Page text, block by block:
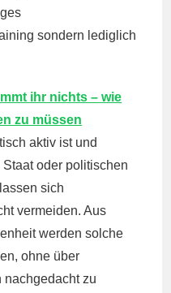
sondern lediglich
ihr nichts – wie
zu müssen
aktiv ist und
oder politischen
sich
vermeiden. Aus
werden solche
ohne über
zu